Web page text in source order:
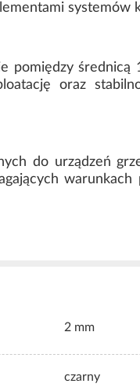
systemów
pomiędzy średnicą
oraz
do urządzeń
warunkach
2 mm
czarny